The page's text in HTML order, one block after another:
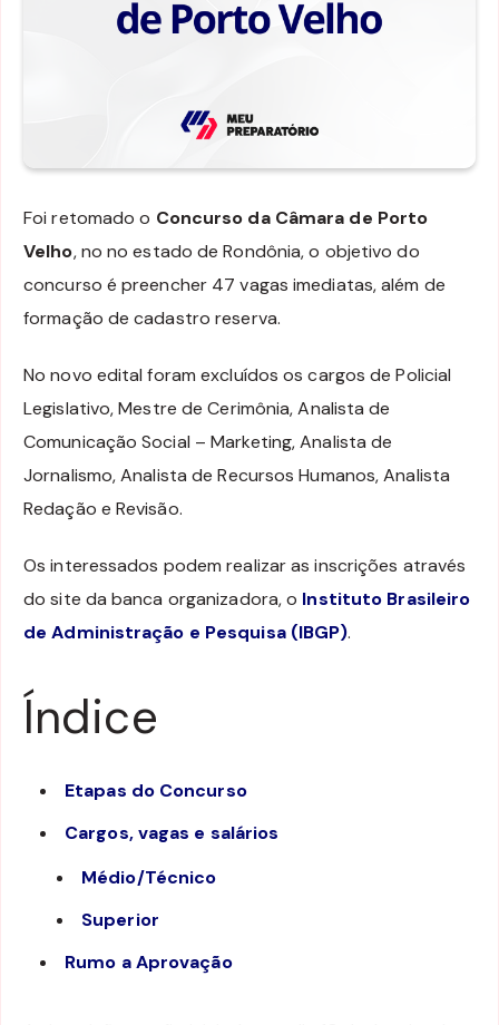
Foi retomado o Concurso da Câmara de Porto
Velho, no no estado de Rondônia, o objetivo do
concurso é preencher 47 vagas imediatas, além de
formação de cadastro reserva.
No novo edital foram excluídos os cargos de Policial
Legislativo, Mestre de Cerimônia, Analista de
Comunicação Social – Marketing, Analista de
Jornalismo, Analista de Recursos Humanos, Analista
Redação e Revisão.
Os interessados podem realizar as inscrições através
do site da banca organizadora, o Instituto Brasileiro
de Administração e Pesquisa (IBGP).
Índice
Etapas do Concurso
Cargos, vagas e salários
Médio/Técnico
Superior
Rumo a Aprovação